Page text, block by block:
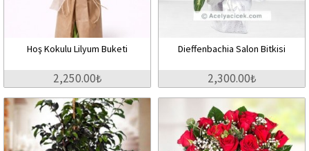
Hoş Kokulu Lilyum Buketi
2,250.00₺
Dieffenbachia Salon Bitkisi
2,300.00₺